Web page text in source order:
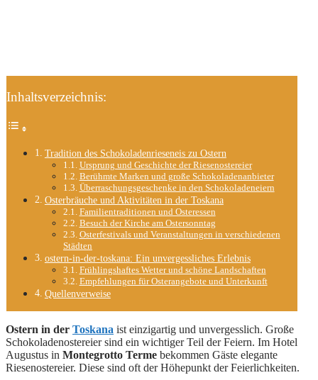
Inhaltsverzeichnis:
Tradition des Schokoladenrieseneis zu Ostern
Ursprung und Geschichte der Riesenostereier
Berühmte Marken und große Schokoladenanbieter
Überraschungsgeschenke in den Schokoladeneiern
Osterbräuche und Aktivitäten in der Toskana
Familientraditionen und Osteressen
Besuch der Kirche am Ostersonntag
Osterfestivals und Veranstaltungen in verschiedenen
Städten
ostern-in-der-toskana: Ein unvergessliches Erlebnis
Frühlingshaftes Wetter und schöne Landschaften
Empfehlungen für Osterangebote und Unterkunft
Quellenverweise
Ostern in der Toskana ist einzigartig und unvergesslich. Große
Schokoladenostereier sind ein wichtiger Teil der Feiern. Im Hotel
Augustus in Montegrotto Terme bekommen Gäste elegante
Riesenostereier. Diese sind oft der Höhepunkt der Feierlichkeiten.